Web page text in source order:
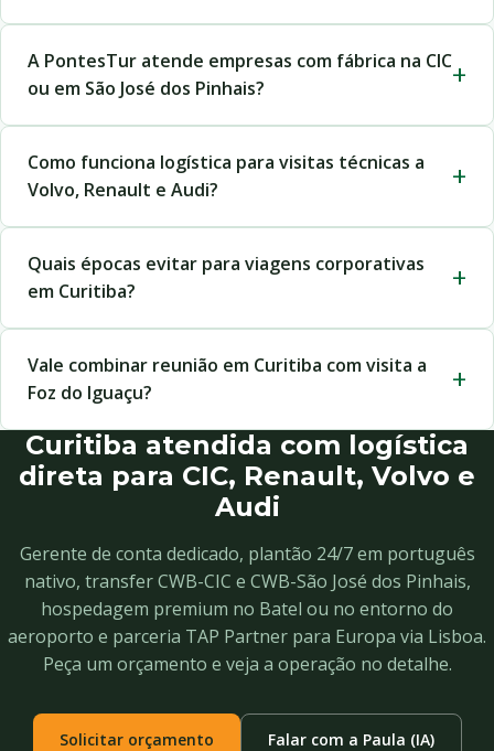
A PontesTur atende empresas com fábrica na CIC
ou em São José dos Pinhais?
Como funciona logística para visitas técnicas a
Volvo, Renault e Audi?
Quais épocas evitar para viagens corporativas
em Curitiba?
Vale combinar reunião em Curitiba com visita a
Foz do Iguaçu?
Curitiba atendida com logística
direta para CIC, Renault, Volvo e
Audi
Gerente de conta dedicado, plantão 24/7 em português
nativo, transfer CWB-CIC e CWB-São José dos Pinhais,
hospedagem premium no Batel ou no entorno do
aeroporto e parceria TAP Partner para Europa via Lisboa.
Peça um orçamento e veja a operação no detalhe.
Solicitar orçamento Falar com a Paula (IA)